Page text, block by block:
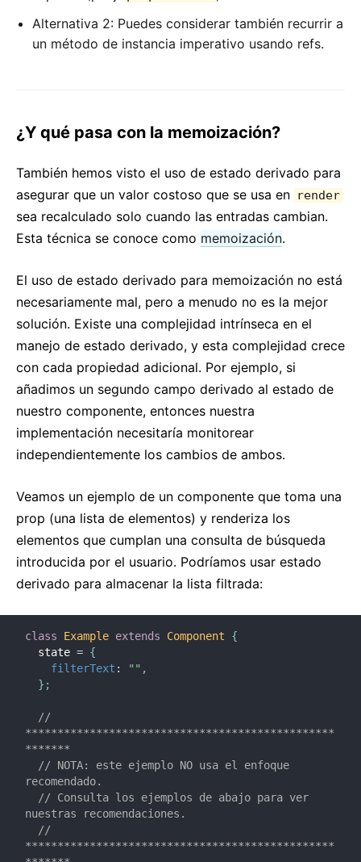
Alternativa 2: Puedes considerar también recurrir a
un método de instancia imperativo usando refs.
¿Y qué pasa con la memoización?
También hemos visto el uso de estado derivado para
asegurar que un valor costoso que se usa en render
sea recalculado solo cuando las entradas cambian.
Esta técnica se conoce como memoización.
El uso de estado derivado para memoización no está
necesariamente mal, pero a menudo no es la mejor
solución. Existe una complejidad intrínseca en el
manejo de estado derivado, y esta complejidad crece
con cada propiedad adicional. Por ejemplo, si
añadimos un segundo campo derivado al estado de
nuestro componente, entonces nuestra
implementación necesitaría monitorear
independientemente los cambios de ambos.
Veamos un ejemplo de un componente que toma una
prop (una lista de elementos) y renderiza los
elementos que cumplan una consulta de búsqueda
introducida por el usuario. Podríamos usar estado
derivado para almacenar la lista filtrada:
class Example extends Component
{
  state
= {
filterText : "" ,
} ;
//
************************************************
*******
// NOTA: este ejemplo NO usa el enfoque
recomendado.
// Consulta los ejemplos de abajo para ver
nuestras recomendaciones.
//
************************************************